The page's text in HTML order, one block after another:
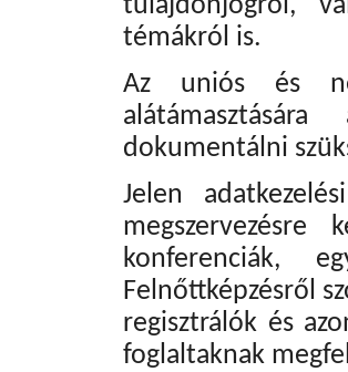
tulajdonjogról,
témákról is.
Az uniós és
dokumentálni
Jelen
megszervezésre
konferenciák,
Felnőttképzésről
regisztrálók és
foglaltaknak